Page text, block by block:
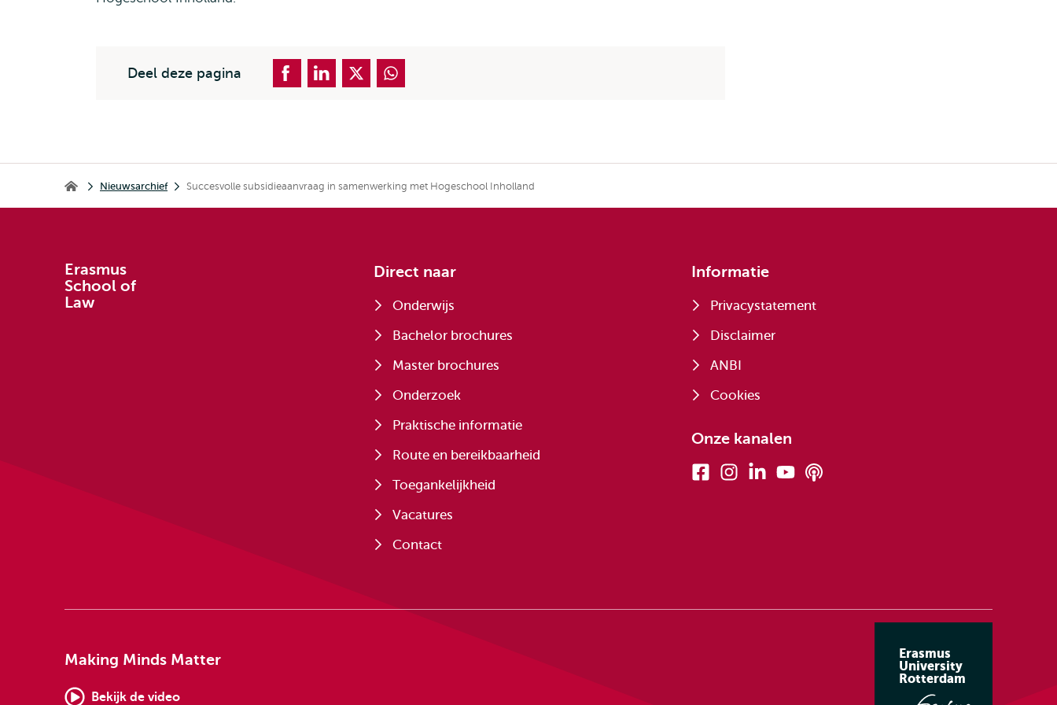
Deel deze pagina
Erasmus School of Law
Nieuwsarchief Succesvolle subsidieaanvraag in samenwerking met Hogeschool Inholland
Erasmus
School of
Law
Direct naar
Onderwijs
Bachelor brochures
Master brochures
Onderzoek
Praktische informatie
Route en bereikbaarheid
Toegankelijkheid
Vacatures
Contact
Informatie
Privacystatement
Disclaimer
ANBI
Cookies
Onze kanalen
FacebookInstagramLinkedinYoutube
Making Minds Matter
Bekijk de video
Erasmus
University
Rotterdam